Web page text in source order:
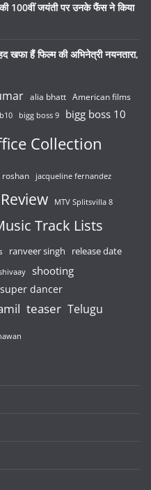
की 100वीं जयंती पर उनके फैंस ने किया
हैं फिल्म की अभिनेत्री नयनतारा,
alia bhatt American films
bigg boss 9 bigg boss 10
Collection
jacqueline fernandez
MTV Splitsvilla 8
Track Lists
ranveer singh release date
shooting
super dancer
teaser Telugu